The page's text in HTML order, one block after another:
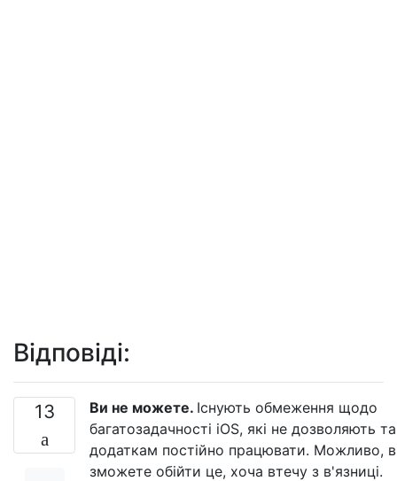
Відповіді:
13 Ви не можете. Існують обмеження щодо
багатозадачності iOS, які не дозволяють
додаткам постійно працювати. Можливо,
зможете обійти це, хоча втечу з в'язниці.